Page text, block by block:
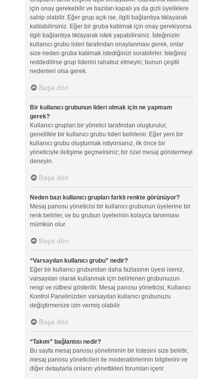
için onay gerekebilir ve bazıları kapalı ya da gizli üyeliklere
sahip olabilir. Eğer grup açık ise, ilgili bağlantıya tıklayarak
katılabilirsiniz. Eğer bir gruba katılmak için onay gerekiyorsa
ilgili bağlantıya tıklayarak istek yapabilirsiniz. İsteğinizin
kullanıcı grubu lideri tarafından onaylanması gerek, onlar
size neden gruba katılmak istediğinizi sorabilirler. İsteğiniz
reddedilirse grup liderini rahatsız etmeyin; bunun çeşitli
nedenleri olsa gerek.
Başa dön
Bir kullanıcı grubunun lideri olmak için ne yapmam
gerek?
Kullanıcı grupları bir yönetici tarafından oluşturulur,
genellikle bir kullanıcı grubu lideri belirlenir. Eğer yeni bir
kullanıcı grubu oluşturmak istiyorsanız, ilk önce bir
yöneticiyle iletişime geçmelisiniz; bir özel mesaj göndermeyi
deneyin.
Başa dön
Neden bazı kullanıcı grupları farklı renkte görünüyor?
Mesaj panosu yöneticisi bir kullanıcı grubunun üyelerine bir
renk belirler, ve bu grubun üyelerinin kolayca tanınması
mümkün olur.
Başa dön
“Varsayılan kullanıcı grubu” nedir?
Eğer bir kullanıcı grubundan daha fazlasının üyesi iseniz,
varsayılan olarak kullanmak için belirlenen grubunuzun
rengi ve rütbesi gösterilir. Mesaj panosu yöneticisi, Kullanıcı
Kontrol Panelinizden varsayılan kullanıcı grubunuzu
değiştirmenize izin vermiş olabilir.
Başa dön
“Takım” bağlantısı nedir?
Bu sayfa mesaj panosu yönetiminin bir listesini size belirtir,
mesaj panosu yöneticileri ile moderatörlerinin bilgilerini ve
diğer detaylarla onların yönettikleri forumları içerir.